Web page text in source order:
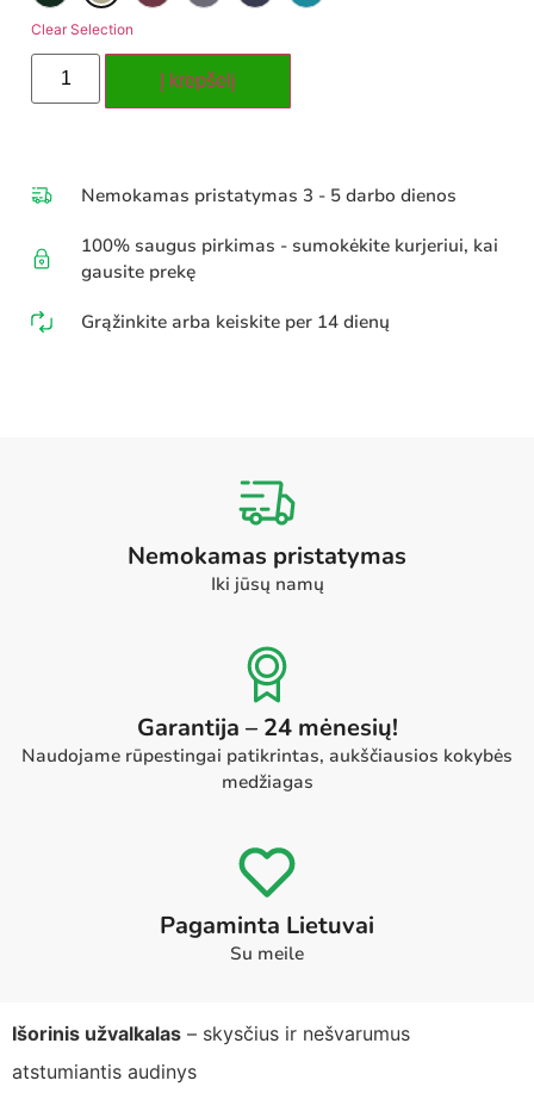
Clear Selection
Į krepšelį
Nemokamas pristatymas 3 - 5 darbo dienos
100% saugus pirkimas - sumokėkite kurjeriui, kai
gausite prekę
Grąžinkite arba keiskite per 14 dienų
Nemokamas pristatymas
Iki jūsų namų
Garantija – 24 mėnesių!
Naudojame rūpestingai patikrintas, aukščiausios kokybės
medžiagas
Pagaminta Lietuvai
Su meile
Išorinis užvalkalas – skysčius ir nešvarumus
atstumiantis audinys